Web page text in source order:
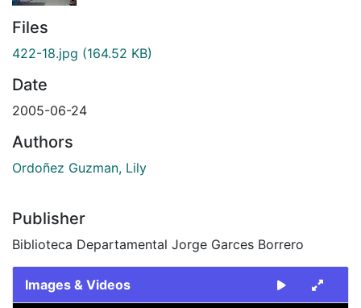
Files
422-18.jpg (164.52 KB)
Date
2005-06-24
Authors
Ordoñez Guzman, Lily
Publisher
Biblioteca Departamental Jorge Garces Borrero
Images & Videos